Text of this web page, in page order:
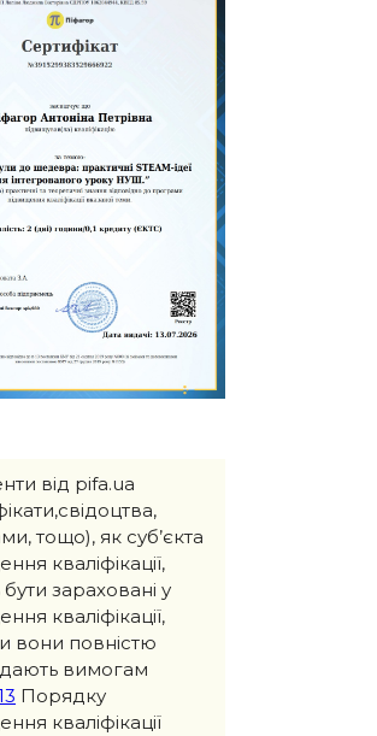
від pifa.ua
тощо), як суб’єкта
кваліфікації,
зараховані у
кваліфікації,
вони повністю
вимогам
Порядку
кваліфікації